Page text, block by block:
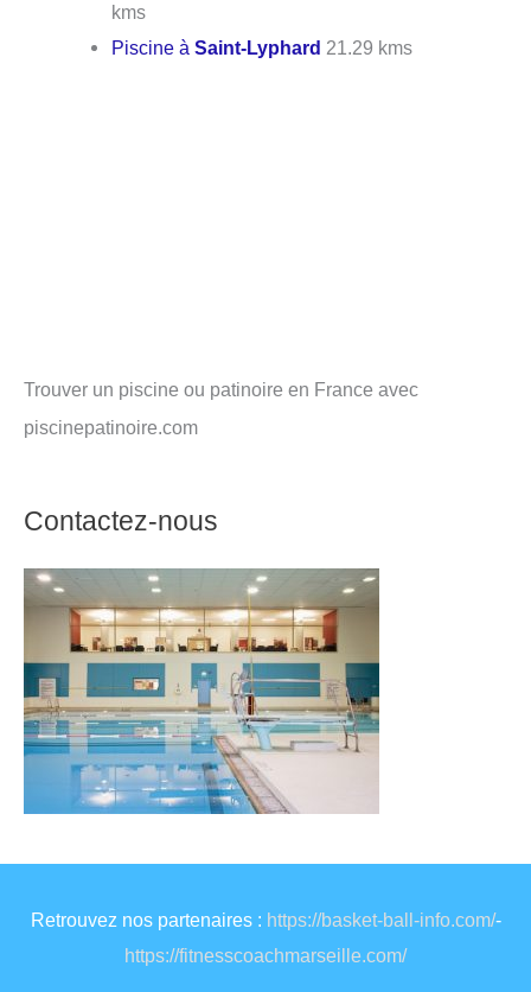
kms
Piscine àSaint-Lyphard 21.29 kms
Trouver un piscine ou patinoire en France avec
piscinepatinoire.com
Contactez-nous
Retrouvez nos partenaires : https://basket-ball-info.com/-
https://fitnesscoachmarseille.com/